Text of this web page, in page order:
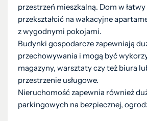
przestrzeń mieszkalną. Dom w
przekształcić na wakacyjne
z wygodnymi pokojami.
Budynki gospodarcze zapewniają
przechowywania i mogą być
magazyny, warsztaty czy też biura
przestrzenie usługowe.
Nieruchomość zapewnia również
parkingowych na bezpiecznej,